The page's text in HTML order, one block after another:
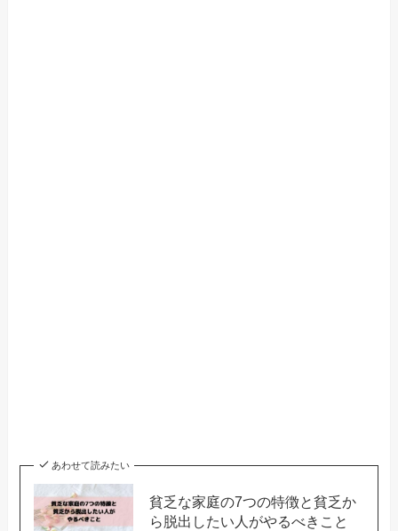
あわせて読みたい
貧乏な家庭の7つの特徴と貧乏か
ら脱出したい人がやるべきこと